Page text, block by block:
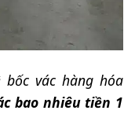
bốc vác hàng hóa
bao nhiêu tiền 1